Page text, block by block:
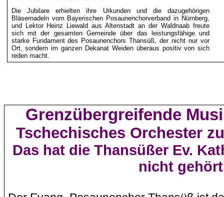
Die Jubilare erhielten ihre Urkunden und die dazugehörigen
Bläsernadeln vom Bayerischen Posaunenchorverband in Nürnberg,
und Lektor Heinz
Liewald aus Altenstadt an derWaldnaab freute
sich mit der gesamten Gemeinde über das leistungsfähige und
starke Fundament des Posaunenchors Thansüß, der nicht nur vor
Ort, sondern im ganzen Dekanat Weiden überaus positiv von sich
reden macht.
Grenzübergreifende
Tschechisches Orchester
Das hat die ThansüßerEv.
nicht